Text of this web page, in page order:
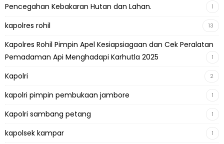
Pencegahan Kebakaran Hutan dan Lahan.
1
kapolres rohil 13
Kapolres Rohil Pimpin Apel Kesiapsiagaan dan Cek Peralatan
Pemadaman Api Menghadapi Karhutla 2025
1
Kapolri 2
kapolri pimpin pembukaan jambore 1
Kapolri sambang petang 1
kapolsek kampar 1